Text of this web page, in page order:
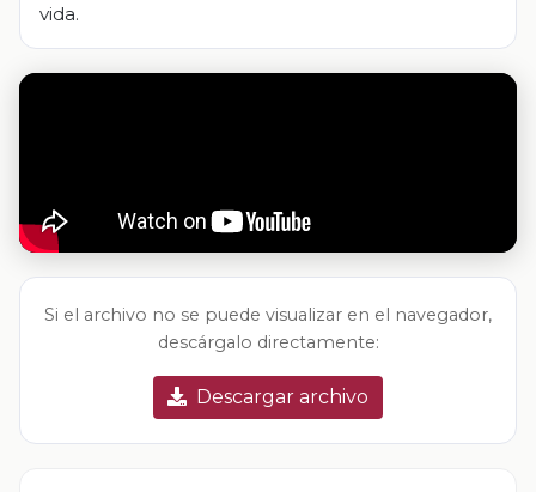
vida.
Si el archivo no se puede visualizar en el navegador,
descárgalo directamente:
Descargar archivo